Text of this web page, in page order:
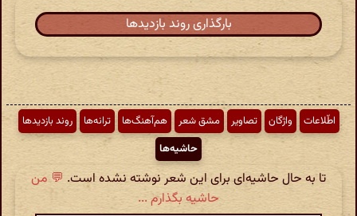
بارگذاری روند بازدیدها
اطّلاعات واژگان تصاویر مشق شعر هم‌آهنگ‌ها ترانه‌ها
روند بازدیدها
حاشیه‌ها
تا به حال حاشیه‌ای برای این شعر نوشته نشده است. 💬 من
حاشیه بگذارم ...